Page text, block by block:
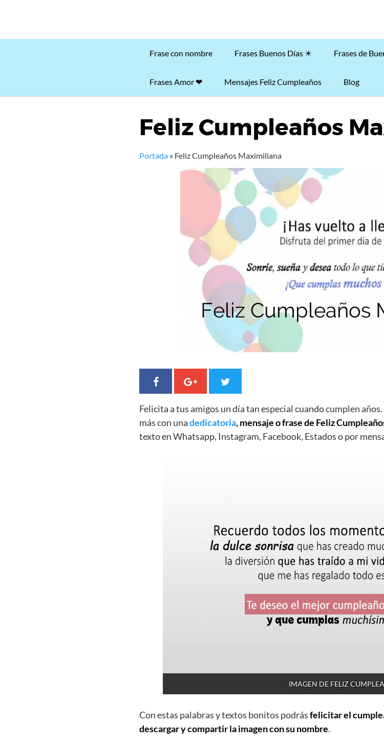
Frase con nombre Frases Buenos Días ☀ Frases de
Frases Amor ❤ Mensajes Feliz Cumpleaños Blog
Feliz Cumpleaños
Portada » Feliz Cumpleaños Maximiliana
Felicita a tus amigos un día tan especial cuando cumplen
más con unadedicatoria, mensaje o frase de Feliz
texto en Whatsapp, Instagram, Facebook, Estados o por
IMAGEN DE FELIZ
Con estas palabras y textos bonitos podrásfelicitar el
descargar y compartir la imagen con su nombre.